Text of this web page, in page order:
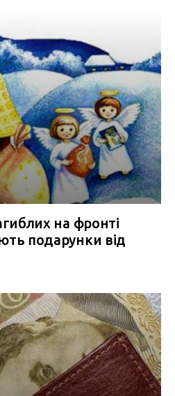
на фронті
подарунки від